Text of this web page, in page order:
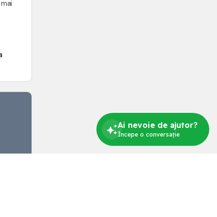
Ai nevoie de ajutor?
Începe o conversație